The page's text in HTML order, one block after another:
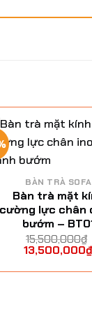
BÀN TRÀ SOFA
Bàn trà mặt
cường lực chân
bướm –
15,500,000₫
13,500,000₫